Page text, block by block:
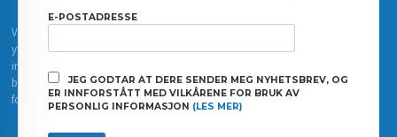
Vår nettbutikk bruker cookies slik at du får en bedre kjøpsopplevelse og vi kan
yte deg bedre service. Vi bruker cookies hovedsaklig til å lagre
innloggingsdetaljer og huske hva du har puttet i handlekurven din. Fortsett å
bruke siden som normalt om du godtar dette.Les merellerendre innstillinger
for cookies.
E-POSTADRESSE
JEG GODTAR AT DERE SENDER MEG NYHETSBREV, OG
ER INNFORSTÅTT MED VILKÅRENE FOR BRUK AV
PERSONLIG INFORMASJON (LES MER)